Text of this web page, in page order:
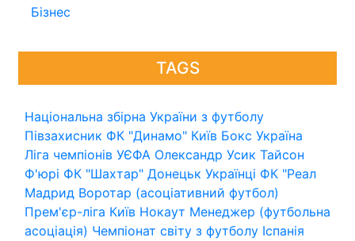
Бізнес
TAGS
Національна збірна України з футболу
Півзахисник ФК "Динамо" Київ Бокс Україна
Ліга чемпіонів УЄФА Олександр Усик Тайсон
Ф'юрі ФК "Шахтар" Донецьк Українці ФК "Реал
Мадрид Воротар (асоціативний футбол)
Прем'єр-ліга Київ Нокаут Менеджер (футбольна
асоціація) Чемпіонат світу з футболу Іспанія